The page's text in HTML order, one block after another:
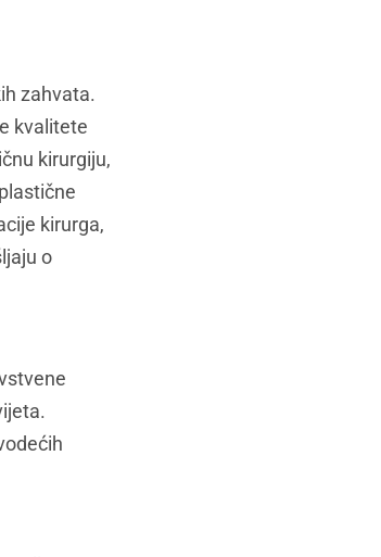
zahvata.
kvalitete
kirurgiju,
kirurga,
o